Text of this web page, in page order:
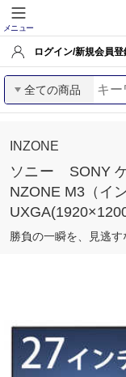
メニュー
ログイン/新規会員登
全ての商品
INZONE
ソニー SONY
NZONE M3（イ
勝負の一瞬を、見逃す